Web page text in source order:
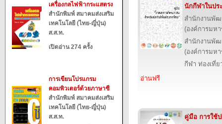
เครื่องกลไฟฟ้ากระแสตรง
สำนักพิมพ์ สมาคมส่งเสริม
เทคโนโลยี (ไทย-ญี่ปุ่น)
ส.ส.ท.
เปิดอ่าน 274 ครั้ง
การเขียนโปรแกรม
คอมพิวเตอร์ด้วยภาษาซี
สำนักพิมพ์ สมาคมส่งเสริม
เทคโนโลยี (ไทย-ญี่ปุ่น)
ส.ส.ท.
นักกีฬาในปร
สำนักงานพัฒ
(องค์การมห
สำนักงานพัฒ
(องค์การมห
กีฬา ท่องเที่
อ่านฟรี
คู่มือ การใช้